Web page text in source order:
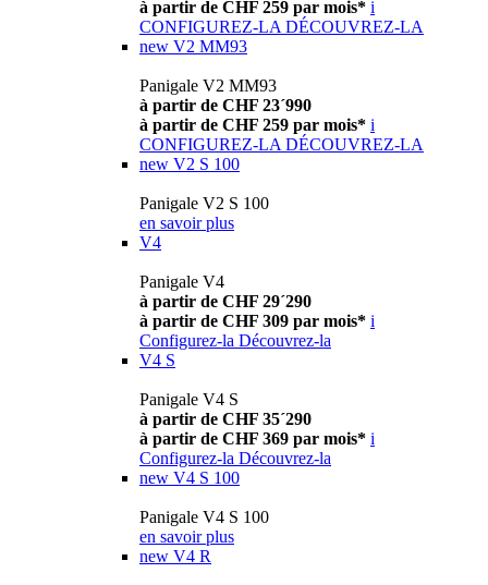
à partir de CHF 259 par mois* i
CONFIGUREZ-LA DÉCOUVREZ-LA
new V2 MM93
Panigale V2 MM93
à partir de CHF 23´990
à partir de CHF 259 par mois* i
CONFIGUREZ-LA DÉCOUVREZ-LA
new V2 S 100
Panigale V2 S 100
en savoir plus
V4
Panigale V4
à partir de CHF 29´290
à partir de CHF 309 par mois* i
Configurez-la Découvrez-la
V4 S
Panigale V4 S
à partir de CHF 35´290
à partir de CHF 369 par mois* i
Configurez-la Découvrez-la
new V4 S 100
Panigale V4 S 100
en savoir plus
new V4 R